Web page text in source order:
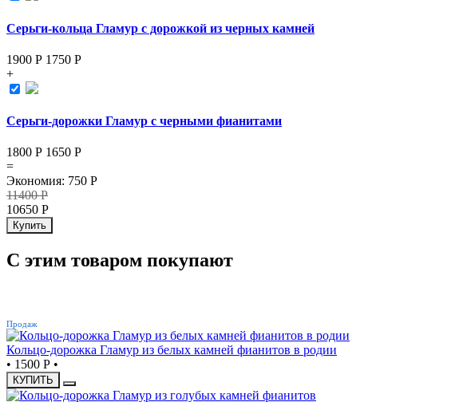
Серьги-кольца Гламур с дорожкой из черных камней
1900 Р 1750 Р
+
Серьги-дорожки Гламур с черными фианитами
1800 Р 1650 Р
=
Экономия: 750 Р
11400Р
10650 Р
Купить
С этим товаром покупают
Продаж
Кольцо-дорожка Гламур из белых камней фианитов в родии
• 1500 Р •
КУПИТЬ